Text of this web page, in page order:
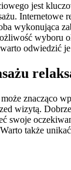
jest
wykonująca
odwiedzić
znacząco
wizytą.
swoje
także